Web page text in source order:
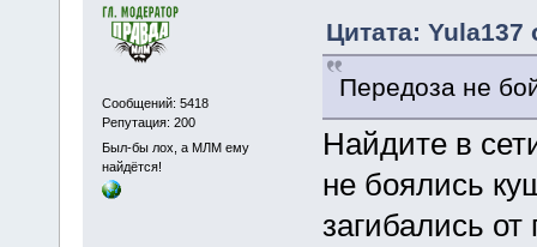
Сообщений: 5418
Репутация: 200
Был-бы лох, а МЛМ ему
найдётся!
Цитата: Yula137
Передоза не
Найдите в
не боялись
загибались